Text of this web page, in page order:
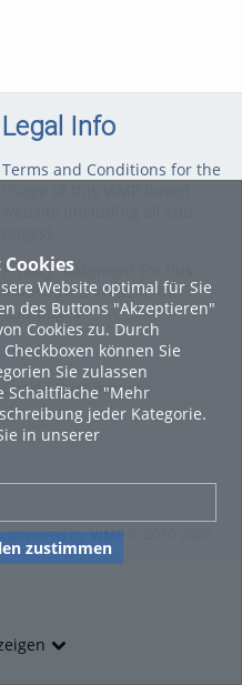
Website optimal für Sie
des Buttons "Akzeptieren"
Cookies zu. Durch
können Sie
Sie zulassen
Schaltfläche "Mehr
jeder Kategorie.
in unserer
zustimmen
Legal Info
Terms and Conditions for the
Privacy Statement for this
ViMP based Website incl.
Sub-pages
Imprint
Cookie-Zustimmung
powered byVIMP